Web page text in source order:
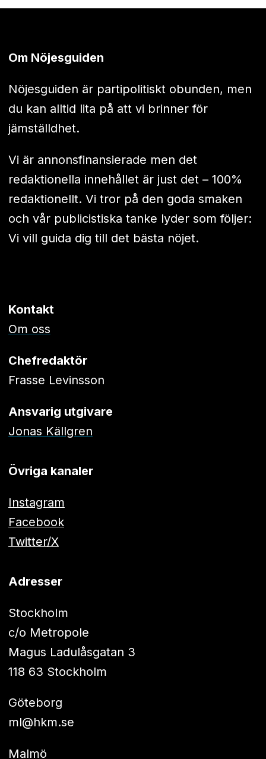
Om Nöjesguiden
Nöjesguiden är partipolitiskt obunden, men
du kan alltid lita på att vi brinner för
jämställdhet.
Vi är annonsfinansierade men det
redaktionella innehållet är just det – 100%
redaktionellt. Vi tror på den goda smaken
och vår publicistiska tanke lyder som följer:
Vi vill guida dig till det bästa nöjet.
Kontakt
Om oss
Chefredaktör
Frasse Levinsson
Ansvarig utgivare
Jonas Källgren
Övriga kanaler
Instagram
Facebook
Twitter/X
Adresser
Stockholm
c/o Metropole
Magus Ladulåsgatan 3
118 63 Stockholm
Göteborg
ml@hkm.se
Malmö